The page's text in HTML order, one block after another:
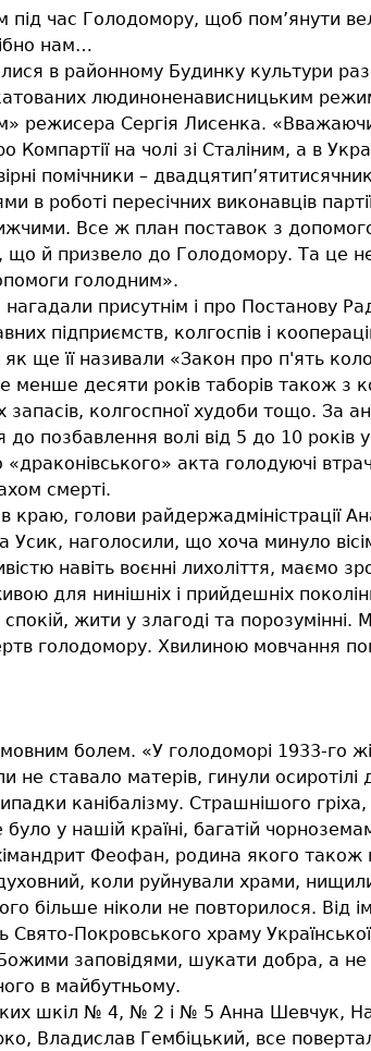
час Голодомору, щоб пом’янути
нам…
в районному Будинку культури
людиноненависницьким
режисера Сергія Лисенка.
на чолі зі Сталіним, а в
помічники –
в роботі пересічних виконавців
Все ж план поставок з
й призвело до Голодомору. Та це
голодним».
присутнім і про Постанову
підприємств, колгоспів і
як ще її називали «Закон про п'ять
десяти років таборів також з
колгоспної худоби тощо. За
позбавлення волі від 5 до 10 років
акта голодуючі
смерті.
краю, голови райдержадміністрації
наголосили, що хоча минуло вісім
навіть воєнні лихоліття, маємо
для нинішніх і прийдешніх
жити у злагоді та
голодомору. Хвилиною мовчання
болем. «У голодоморі 1933-го
ставало матерів, гинули
канібалізму. Страшнішого
у нашій країні, багатій
Феофан, родина якого
коли руйнували храми,
більше ніколи не повторилося. Від
Покровського храму Української
заповідями, шукати добра, а
в майбутньому.
шкіл № 4, № 2 і № 5 Анна Шевчук,
Владислав Гембіцький, все